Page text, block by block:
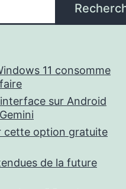
11 consomme
sur Android
cette option gratuite
de la future